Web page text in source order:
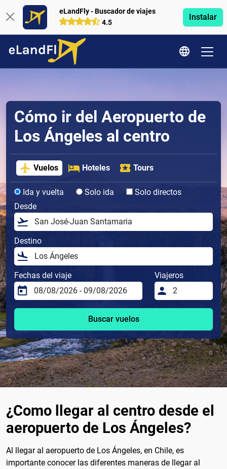
eLandFly - Buscador de viajes
4.5
Instalar
Cómo ir del Aeropuerto de
Los Ángeles al centro
Vuelos Hoteles Tours
Ida y vuelta Solo ida
Solo directos
Desde
Destino
Fechas del viaje Viajeros
Buscar vuelos
¿Como llegar al centro desde el
aeropuerto de Los Ángeles?
Al llegar al aeropuerto de Los Ángeles, en Chile, es
importante conocer las diferentes maneras de llegar al